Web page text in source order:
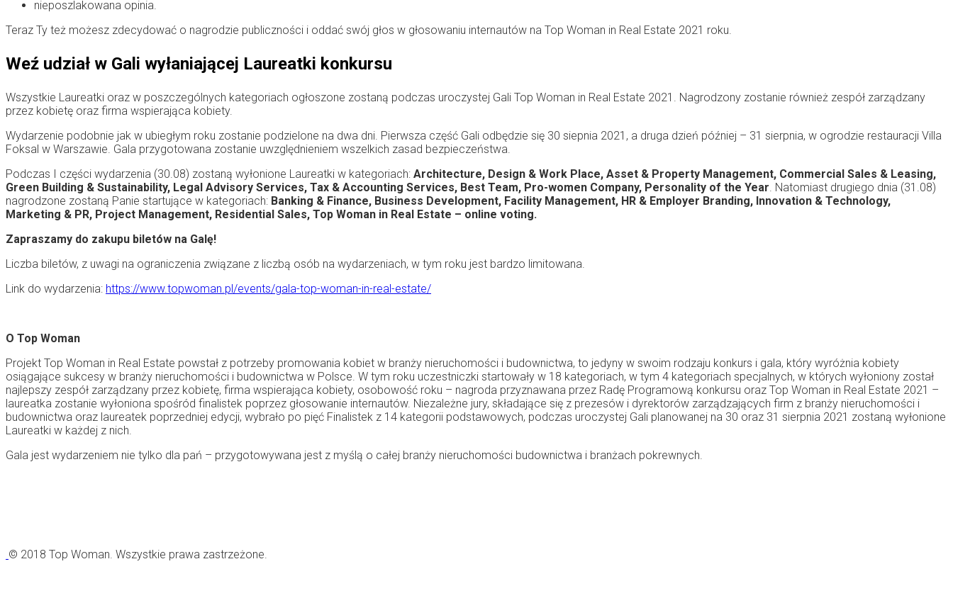
nieposzlakowana opinia.
Teraz Ty też możesz zdecydować o nagrodzie publiczności i oddać swój głos w głosowaniu internautów na Top Woman in Real Estate 2021 roku.
Weź udział w Gali wyłaniającej Laureatki konkursu
Wszystkie Laureatki oraz w poszczególnych kategoriach ogłoszone zostaną podczas uroczystej Gali Top Woman in Real Estate 2021. Nagrodzony zostanie również zespół zarządzany
przez kobietę oraz firma wspierająca kobiety.
Wydarzenie podobnie jak w ubiegłym roku zostanie podzielone na dwa dni. Pierwsza część Gali odbędzie się 30 siepnia 2021, a druga dzień później – 31 sierpnia, w ogrodzie restauracji Villa
Foksal w Warszawie. Gala przygotowana zostanie uwzględnieniem wszelkich zasad bezpieczeństwa.
Podczas I części wydarzenia (30.08) zostaną wyłonione Laureatki w kategoriach: Architecture, Design & Work Place, Asset & Property Management, Commercial Sales & Leasing,
Green Building & Sustainability, Legal Advisory Services, Tax & Accounting Services, Best Team, Pro-women Company, Personality of the Year . Natomiast drugiego dnia (31.08)
nagrodzone zostaną Panie startujące w kategoriach: Banking & Finance, Business Development, Facility Management, HR & Employer Branding, Innovation & Technology,
Marketing & PR, Project Management, Residential Sales, Top Woman in Real Estate – online voting.
Zapraszamy do zakupu biletów na Galę!
Liczba biletów, z uwagi na ograniczenia związane z liczbą osób na wydarzeniach, w tym roku jest bardzo limitowana.
Link do wydarzenia: https://www.topwoman.pl/events/gala-top-woman-in-real-estate/
O Top Woman
Projekt Top Woman in Real Estate powstał z potrzeby promowania kobiet w branży nieruchomości i budownictwa, to jedyny w swoim rodzaju konkurs i gala, który wyróżnia kobiety
osiągające sukcesy w branży nieruchomości i budownictwa w Polsce. W tym roku uczestniczki startowały w 18 kategoriach, w tym 4 kategoriach specjalnych, w których wyłoniony został
najlepszy zespół zarządzany przez kobietę, firma wspierająca kobiety, osobowość roku – nagroda przyznawana przez Radę Programową konkursu oraz Top Woman in Real Estate 2021 –
laureatka zostanie wyłoniona spośród finalistek poprzez głosowanie internautów. Niezależne jury, składające się z prezesów i dyrektorów zarządzających firm z branży nieruchomości i
budownictwa oraz laureatek poprzedniej edycji, wybrało po pięć Finalistek z 14 kategorii podstawowych, podczas uroczystej Gali planowanej na 30 oraz 31 sierpnia 2021 zostaną wyłonione
Laureatki w każdej z nich.
Gala jest wydarzeniem nie tylko dla pań – przygotowywana jest z myślą o całej branży nieruchomości budownictwa i branżach pokrewnych.
© 2018 Top Woman. Wszystkie prawa zastrzeżone.